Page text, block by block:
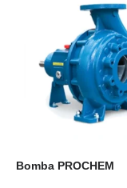
Bomba PROCHEM